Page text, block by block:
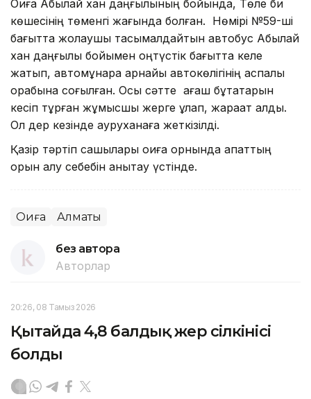
Оқиға Абылай хан даңғылының бойында, Төле би
көшесінің төменгі жағында болған. Нөмірі №59-ші
бағытта жолаушы тасымалдайтын автобус Абылай
хан даңғылы бойымен оңтүстік бағытта келе
жатып, автомұнара арнайы автокөлігінің аспалы
қорабына соғылған. Осы сәтте ағаш бұтақтарын
кесіп тұрған жұмысшы жерге құлап, жарақат алды.
Ол дер кезінде ауруханаға жеткізілді.
Қазір тәртіп сақшылары оқиға орнында апаттың
орын алу себебін анықтау үстінде.
Оқиға Алматы
без автора
Авторлар
20:26, 08 Тамыз 2026
Қытайда 4,8 балдық жер сілкінісі
болды